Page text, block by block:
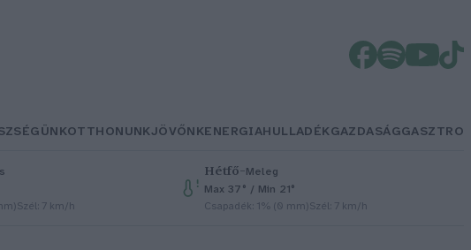
OTTHONUNKJÖVŐNKENERGIAHULLADÉKGAZDASÁGGASZTRO
Szél: 7 km/h
Hétfő–Meleg
Max 37° / Min 21°
Csapadék: 1% (0 mm)Szél: 7 km/h